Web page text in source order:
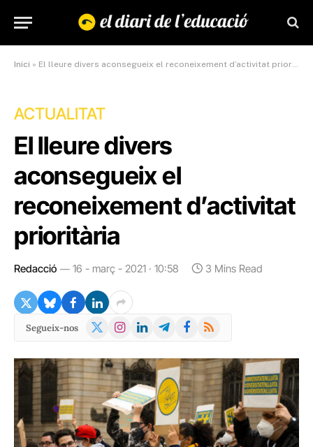
Inici » El lleure divers aconsegueix el reconeixement d’activitat prioritària
ACTUALITAT
El lleure divers
aconsegueix el
reconeixement d’activitat
prioritària
Redacció 16 - març - 2021 · 10:58 3 Mins Read
Segueix-nos
X
Instagram
LinkedInTelegramFacebook
RSS